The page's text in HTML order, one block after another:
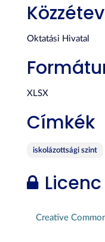
Oktatási Hivatal
XLSX
Címkék
iskolázottsági szint
Licenc
Creative